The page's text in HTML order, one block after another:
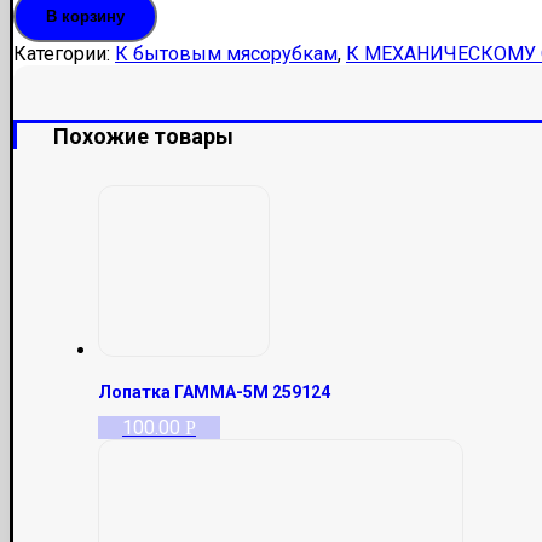
№4
Braun,
Bosh
Россия
В корзину
Категории: К бытовым мясорубкам, К
Похожие товары
Лопатка ГАММА-5М 259124
100.00 Р